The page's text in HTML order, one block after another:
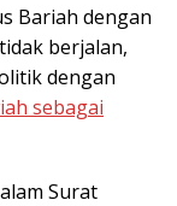
Bariah dengan
berjalan,
dengan
sebagai
Surat